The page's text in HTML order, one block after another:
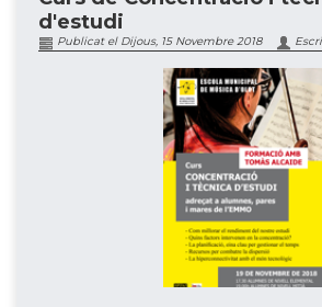
d'estudi
Publicat el Dijous, 15 Novembre 2018